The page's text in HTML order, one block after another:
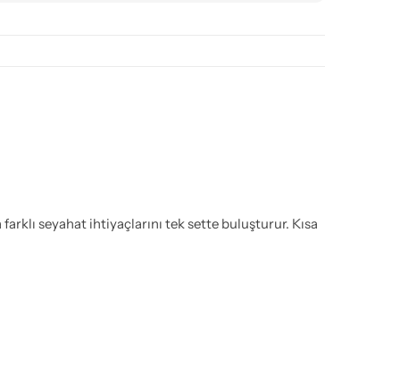
seyahat ihtiyaçlarını tek sette buluşturur. Kısa